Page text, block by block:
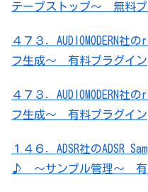
テープストップ～ 無料プ
４７３．AUDIOMODERN
フ生成～ 有料プラグイン
４７３．AUDIOMODERN
フ生成～ 有料プラグイン
１４６．ADSR社のADSR
♪ ～サンプル管理～ 有